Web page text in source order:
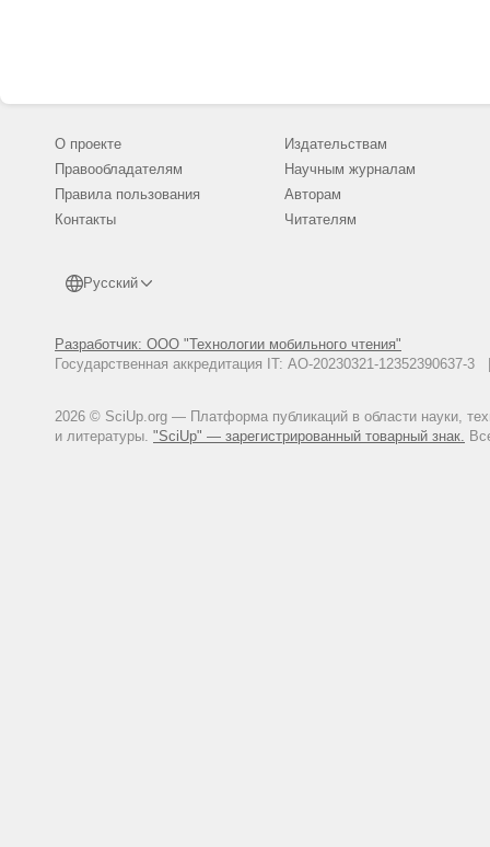
О проекте
Правообладателям
Правила пользования
Контакты
Русский
Разработчик: ООО "Технологии мобильного чтения"
Государственная аккредитация IT: АО-20230321-
2026 © SciUp.org — Платформа публикаций в области науки,
и литературы. "SciUp" — зарегистрированный товарный знак.
Издательствам
Научным журналам
Авторам
Читателям